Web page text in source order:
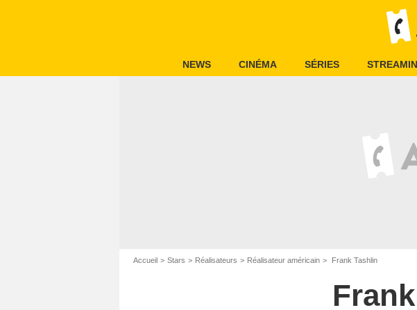
NEWS CINÉMA SÉRIES
Accueil Stars Réalisateurs Réalisateur américain Frank Tashlin